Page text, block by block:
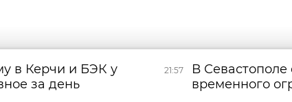
в Керчи и БЭК у
за день
21:57
В
временного